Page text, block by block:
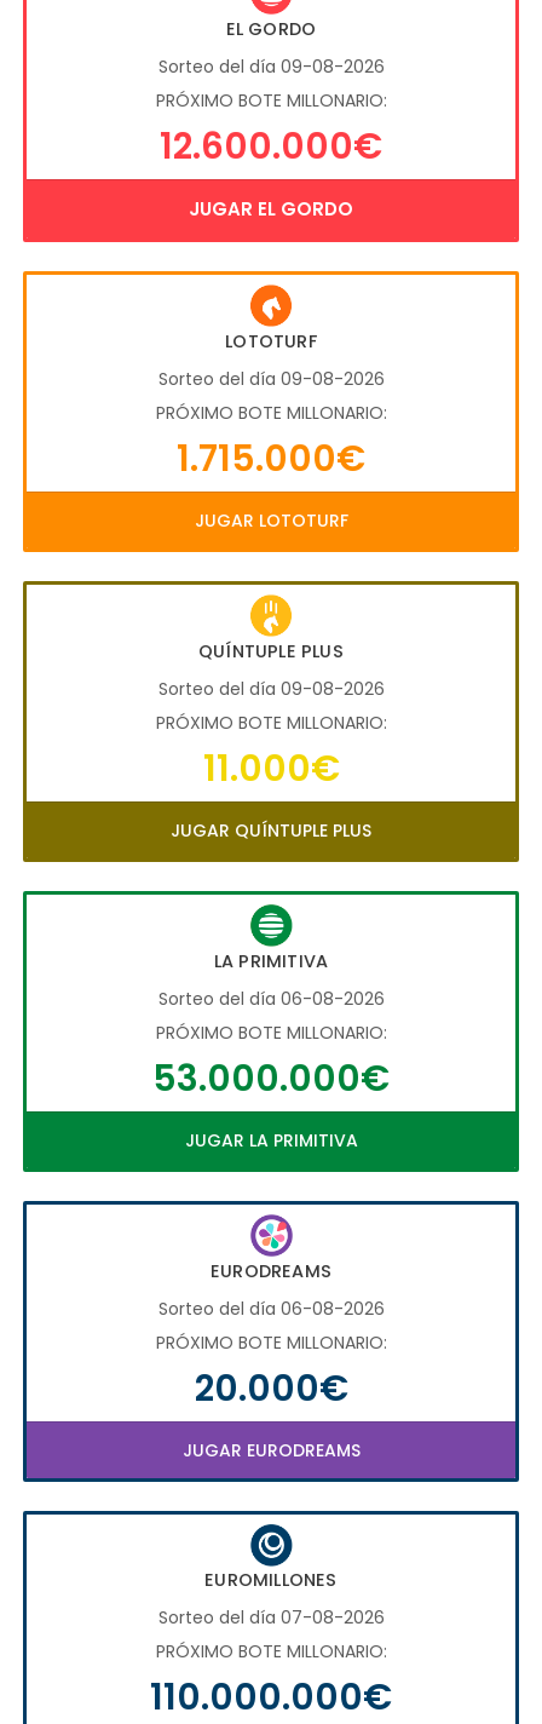
EL GORDO
Sorteo del día 09-08-2026
PRÓXIMO BOTE MILLONARIO:
12.600.000€
JUGAR EL GORDO
LOTOTURF
Sorteo del día 09-08-2026
PRÓXIMO BOTE MILLONARIO:
1.715.000€
JUGAR LOTOTURF
QUÍNTUPLE PLUS
Sorteo del día 09-08-2026
PRÓXIMO BOTE MILLONARIO:
11.000€
JUGAR QUÍNTUPLE PLUS
LA PRIMITIVA
Sorteo del día 06-08-2026
PRÓXIMO BOTE MILLONARIO:
53.000.000€
JUGAR LA PRIMITIVA
EURODREAMS
Sorteo del día 06-08-2026
PRÓXIMO BOTE MILLONARIO:
20.000€
JUGAR EURODREAMS
EUROMILLONES
Sorteo del día 07-08-2026
PRÓXIMO BOTE MILLONARIO:
110.000.000€